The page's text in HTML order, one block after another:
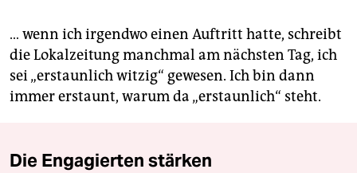
… wenn ich irgendwo einen Auftritt hatte, schreibt
die Lokalzeitung manchmal am nächsten Tag, ich
sei „erstaunlich witzig“ gewesen. Ich bin dann
immer erstaunt, warum da „erstaunlich“ steht.
Die Engagierten stärken